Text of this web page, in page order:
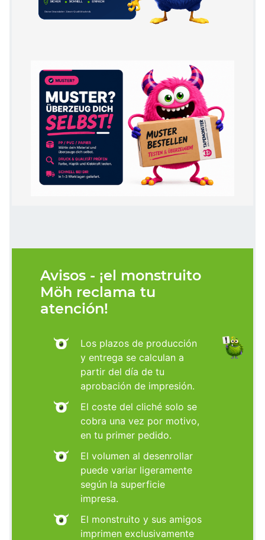
Avisos - ¡el monstruito
Möh reclama tu
atención!
Los plazos de producción
y entrega se calculan a
partir del día de tu
aprobación de impresión.
El coste del cliché solo se
cobra una vez por motivo,
en tu primer pedido.
El volumen al desenrollar
puede variar ligeramente
según la superficie
impresa.
El monstruito y sus amigos
imprimen exclusivamente